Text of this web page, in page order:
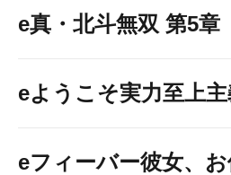
e真・北斗無双 第5章
eようこそ実力至上
eフィーバー彼女、